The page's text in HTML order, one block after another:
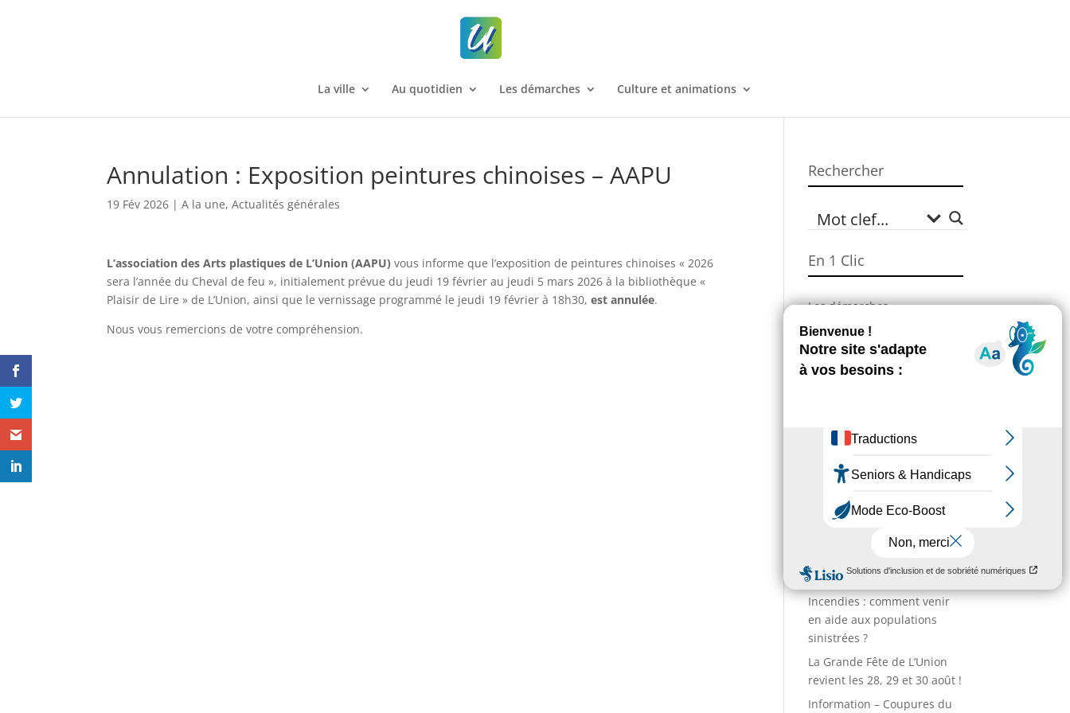
La ville Au quotidien Les démarches Culture et animations
Annulation : Exposition peintures chinoises – AAPU
19 Fév 2026 |A la une,Actualités générales
L’association des Arts plastiques de L’Union (AAPU) vous informe que l’exposition de peintures chinoises « 2026
sera l’année du Cheval de feu », initialement prévue du jeudi 19 février au jeudi 5 mars 2026 à la bibliothèque «
Plaisir de Lire » de L’Union, ainsi que le vernissage programmé le jeudi 19 février à 18h30,est annulée.
Nous vous remercions de votre compréhension.
Rechercher
En 1 Clic
Les démarches
administratives
Campagne Sécheresse
Environnement
Sport
Annuaire des associations
Action sociale
Incendies : comment venir
en aide aux populations
sinistrées ?
La Grande Fête de L’Union
revient les 28, 29 et 30 août !
Information – Coupures du